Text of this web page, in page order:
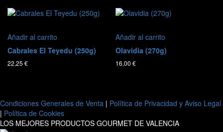
Añadir al carrito
Cabrales El Teyedu (250g)
22,25 €
Añadir al carrito
Olavidia (270g)
16,00€
Condiciones Generales de Venta | Política de Privacidad y Aviso Legal
| Política de Cookies
LOS MEJORES PRODUCTOS GOURMET DE VALENCIA